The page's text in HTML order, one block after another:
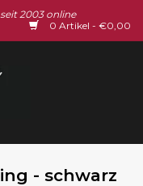
seit 2003 online
0 Artikel - €0,00
- schwarz